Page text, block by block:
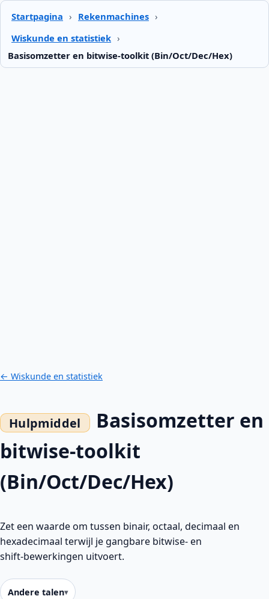
Startpagina › Rekenmachines ›
Wiskunde en statistiek ›
Basisomzetter en bitwise-toolkit (Bin/Oct/Dec/Hex)
← Wiskunde en statistiek
Basisomzetter en
bitwise-toolkit
(Bin/Oct/Dec/Hex)
Zet een waarde om tussen binair, octaal, decimaal en
hexadecimaal terwijl je gangbare bitwise‑ en
shift‑bewerkingen uitvoert.
Andere talen